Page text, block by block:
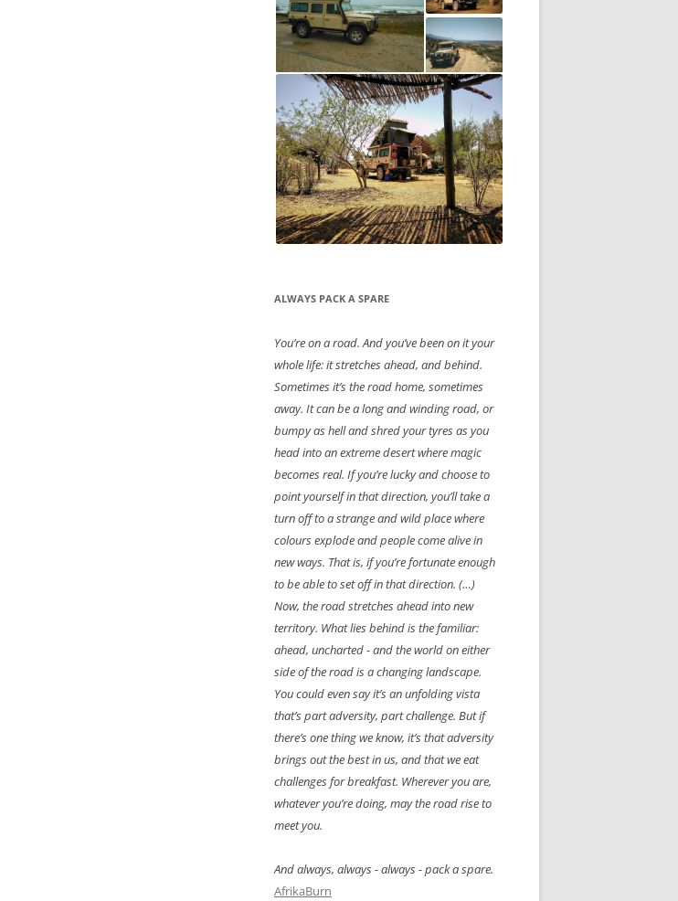
ALWAYS PACK A SPARE
You’re on a road. And you’ve been on it your
whole life: it stretches ahead, and behind.
Sometimes it’s the road home, sometimes
away. It can be a long and winding road, or
bumpy as hell and shred your tyres as you
head into an extreme desert where magic
becomes real. If you’re lucky and choose to
point yourself in that direction, you’ll take a
turn off to a strange and wild place where
colours explode and people come alive in
new ways. That is, if you’re fortunate enough
to be able to set off in that direction. (…)
Now, the road stretches ahead into new
territory. What lies behind is the familiar:
ahead, uncharted - and the world on either
side of the road is a changing landscape.
You could even say it’s an unfolding vista
that’s part adversity, part challenge. But if
there’s one thing we know, it’s that adversity
brings out the best in us, and that we eat
challenges for breakfast. Wherever you are,
whatever you’re doing, may the road rise to
meet you.
And always, always - always - pack a spare.
AfrikaBurn